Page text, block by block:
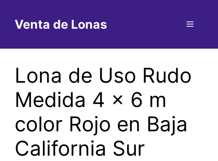
contenido
Venta de Lonas Menú
Lona de Uso Rudo
Medida 4 x 6 m
color Rojo en Baja
California Sur